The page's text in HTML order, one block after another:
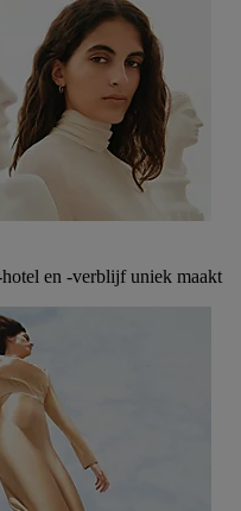
en -verblijf uniek maakt